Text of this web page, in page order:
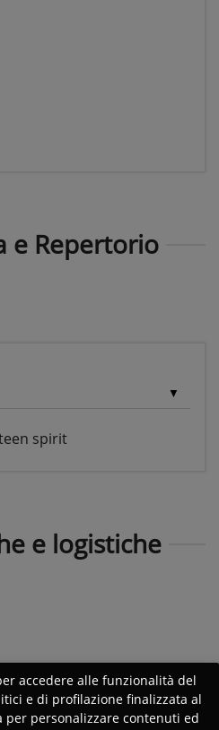
e Repertorio
spirit
e logistiche
accedere alle funzionalità del
e di profilazione finalizzata al
personalizzare contenuti ed